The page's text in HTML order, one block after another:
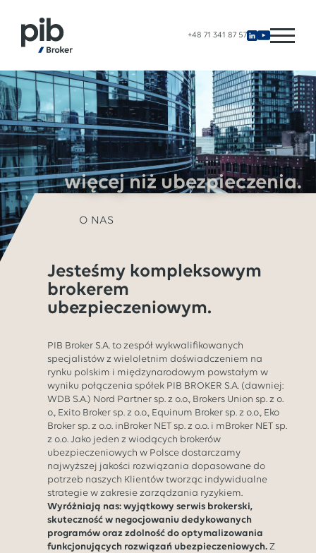
+48 71 341 87 57
więcej niż ubezpieczenia.
O NAS
Jesteśmy kompleksowym
brokerem
ubezpieczeniowym.
PIB Broker S.A. to zespół wykwalifikowanych
specjalistów z wieloletnim doświadczeniem na
rynku polskim i międzynarodowym powstałym w
wyniku połączenia spółek PIB BROKER S.A. (dawniej:
WDB S.A.) Nord Partner sp. z o.o., Brokers Union sp. z o.
o., Exito Broker sp. z o.o., Equinum Broker sp. z o.o., Eko
Broker sp. z o.o. inBroker NET sp. z o.o. i mBroker NET sp.
z o.o. Jako jeden z wiodących brokerów
ubezpieczeniowych w Polsce dostarczamy
najwyższej jakości rozwiązania dopasowane do
potrzeb naszych Klientów tworząc indywidualne
strategie w zakresie zarządzania ryzykiem.
Wyróżniają nas: wyjątkowy serwis brokerski,
skuteczność w negocjowaniu dedykowanych
programów oraz zdolność do optymalizowania
funkcjonujących rozwiązań ubezpieczeniowych. Z